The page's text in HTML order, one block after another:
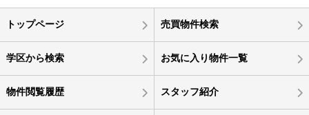
トップページ 売買物件検索
学区から検索 お気に入り物件一覧
物件閲覧履歴 スタッフ紹介